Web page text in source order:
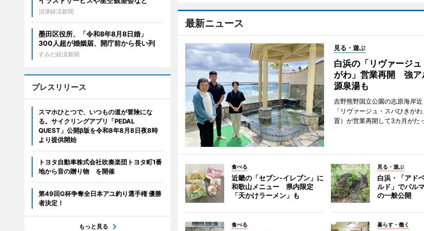
最新ニュース
見る・遊ぶ
白浜の「リヴァージュ
がわ」営業再開 強ア
源泉湯も
吉野熊野国立公園の志原海岸
「リヴァージュ・スパひきが
置）が営業再開して3カ月がた
食べる
近畿の「セブン-イレブン」に
和歌山メニュー 県内限定
「天かけラーメン」も
見る・遊ぶ
白浜・「アド
ルド」でパル
の一般公開
食べる 暮らす・働く
沼津経済新聞
墨田区役所、「令和8年8月8日婚」
300人超が婚姻届、開庁前から長い列
すみだ経済新聞
プレスリリース
スマホひとつで、いつもの道が冒険にな
る。サイクリングアプリ「PEDAL
QUEST」公開β版を令和8年8月8日夜8時
より提供開始
トヨタ自動車株式会社吹奏楽団トヨタ町1番
地から音の贈り物 を開催
第49回G杯争奪全日本アユ釣り選手権 優勝
者決定！
もっと見る